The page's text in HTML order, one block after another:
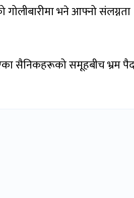
गोलीबारीमा भने आफ्नो संलग्नता
सैनिकहरूको समूहबीच भ्रम